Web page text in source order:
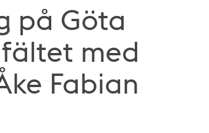
på Göta
med
Fabian